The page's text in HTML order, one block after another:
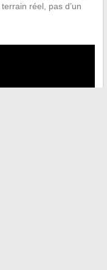
réel, pas d’un